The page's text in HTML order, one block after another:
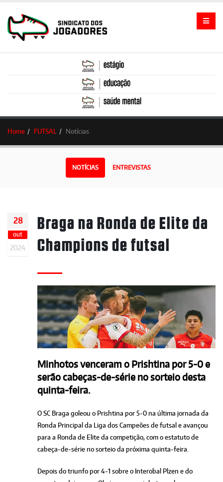
Home FUTSAL Notícias
NOTÍCIAS ENTREVISTAS
28
out
2024
Braga na Ronda de Elite da
Champions de futsal
Minhotos venceram o Prishtina por 5-0 e
serão cabeças-de-série no sorteio desta
quinta-feira.
O SC Braga goleou o Prishtina por 5-0 na última jornada da
Ronda Principal da Liga dos Campeões de futsal e avançou
para a Ronda de Elite da competição, com o estatuto de
cabeça-de-série no sorteio da próxima quinta-feira.
Depois do triunfo por 4-1 sobre o Interobal Plzen e do